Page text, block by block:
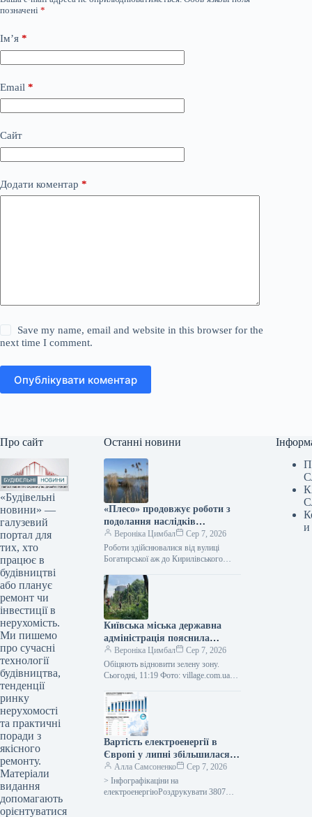
позначені *
Ім’я *
Email *
Сайт
Додати коментар *
Save my name, email and website in this browser for the
next time I comment.
Опублікувати коментар
Про сайт
«Будівельні
новини» —
галузевий
портал для
тих, хто
працює в
будівництві
або планує
ремонт чи
інвестиції в
нерухомість.
Ми пишемо
про сучасні
технології
будівництва,
тенденції
ринку
нерухомості
та практичні
поради з
якісного
ремонту.
Матеріали
видання
допомагають
орієнтуватися
Останні новини
«Плесо» продовжує роботи з
подолання наслідків
забруднення Кирилівського
озера та струмка Сирець.
Вероніка Цимбал
Сер 7, 2026
Роботи здійснювалися від вулиці
Богатирської аж до Кирилівського
напрямку витоку забруднення.
Сьогодні, 10:15…
Київська міська державна
адміністрація пояснила
причини масштабної вирубки
дерев у районі Теремки.
Вероніка Цимбал
Сер 7, 2026
Обіцяють відновити зелену зону.
Сьогодні, 11:19 Фото: village.com.ua
Вилучення частини зелених насаджень
на масиві Теремки є…
Вартість електроенергії в
Європі у липні збільшилася
через високу температуру та
подорожчання природного
газу.
Алла Самсоненко
Сер 7, 2026
> Інфографікаціни на
електроенергіюРоздрукувати 3807
и